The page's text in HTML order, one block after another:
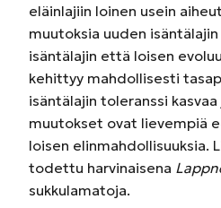
eläinlajiin loinen usein
muutoksia uuden isäntälajin
isäntälajin että loisen
kehittyy mahdollisesti
isäntälajin toleranssi
muutokset ovat lievempiä
loisen elinmahdollisuuksia.
todettu harvinaisena
sukkulamatoja.